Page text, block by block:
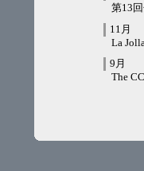
第13
11月
La
9月
The